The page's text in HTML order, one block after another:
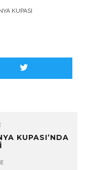
KUPASI
KUPASI’NDA